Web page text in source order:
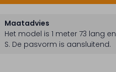
Maatadvies
Het model is 1 meter 73 lang
S. De pasvorm is aansluitend.